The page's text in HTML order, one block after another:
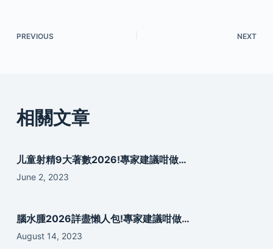
PREVIOUS NEXT
相關文章
儿童射精9大著數2026!專家建議咁做…
June 2, 2023
腦水腫2026詳盡懶人包!專家建議咁做…
August 14, 2023